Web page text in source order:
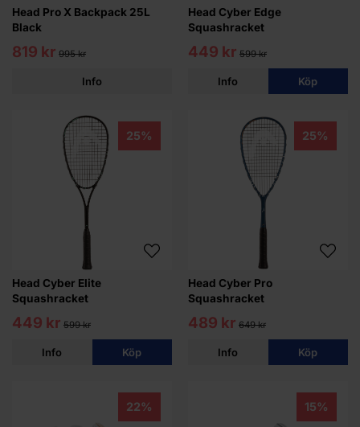
Head Pro X Backpack 25L
Black
819 kr 995 kr
Info
Head Cyber Edge
Squashracket
449 kr 599 kr
Info Köp
25%
Head Cyber Elite
Squashracket
449 kr 599 kr
Info Köp
25%
Head Cyber Pro
Squashracket
489 kr 649 kr
Info Köp
22% 15%